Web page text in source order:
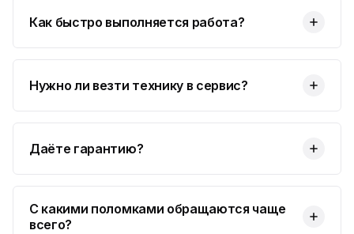
Как быстро выполняется работа?
Нужно ли везти технику в сервис?
Даёте гарантию?
С какими поломками обращаются чаще
всего?